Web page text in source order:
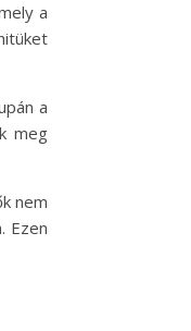
a
a
meg
nem
Ezen